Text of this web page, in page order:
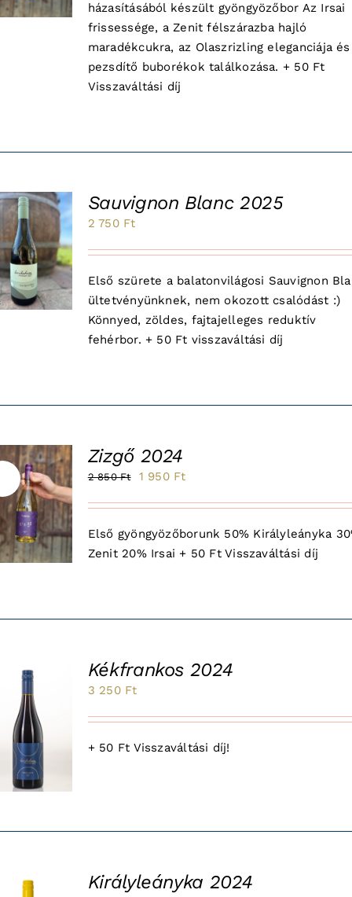
házasításából készült gyöngyözőbor Az Irsai
frissessége, a Zenit félszárazba hajló
maradékcukra, az Olaszrizling eleganciája és
pezsdítő buborékok találkozása. + 50 Ft
Visszaváltási díj
Sauvignon Blanc 2025
2 750 Ft
Első szürete a balatonvilágosi Sauvignon
ültetvényünknek, nem okozott csalódást :)
Könnyed, zöldes, fajtajelleges reduktív
fehérbor. + 50 Ft visszaváltási díj
Zizgő 2024
2 850Ft
Original
2
850 Ft.
1 950 FtCurrent
1
950 Ft.
Első gyöngyözőborunk 50% Királyleányka
Zenit 20% Irsai + 50 Ft Visszaváltási díj
Kékfrankos 2024
3 250 Ft
+ 50 Ft Visszaváltási díj!
Királyleányka 2024